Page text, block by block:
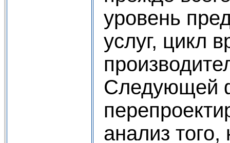
уровень
услуг, цикл
Следующей
анализ того,